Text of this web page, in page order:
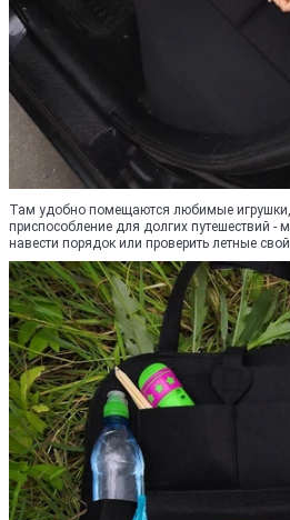
Там удобно помещаются любимые
приспособление для долгих путешествий -
навести порядок или проверить летные